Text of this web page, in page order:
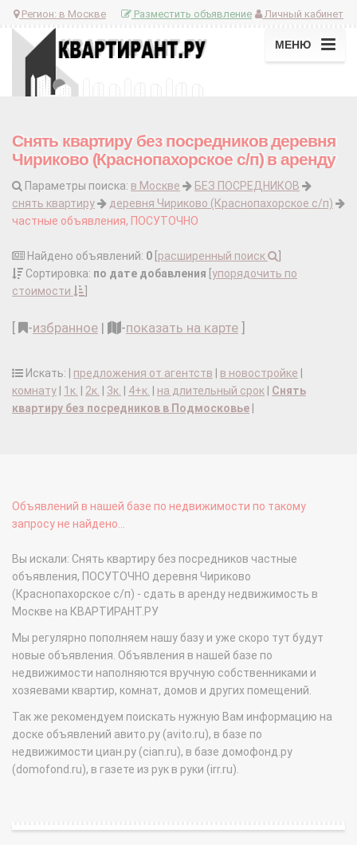
Регион: в Москве Личный кабинет
Разместить объявление
МЕНЮ
Снять квартиру без посредников деревня
Чириково (Краснопахорское с/п) в аренду
Параметры поиска: в Москве
БЕЗ ПОСРЕДНИКОВ
снять квартиру
деревня Чириково (Краснопахорское с/п)
частные объявления, ПОСУТОЧНО
Найдено объявлений: 0 расширенный поиск
Сортировка: по дате добавления упорядочить по
стоимости
-избранное | -показать на карте
Искать: | предложения от агентств в новостройке
комнату
1к. 2к. 3к. 4+к. на длительный срок
Снять
квартиру без посредников в Подмосковье
Объявлений в нашей базе по недвижимости по такому
запросу не найдено...
Вы искали: Снять квартиру без посредников частные
объявления, ПОСУТОЧНО деревня Чириково
(Краснопахорское с/п) - сдать в аренду недвижимость в
Москве на КВАРТИРАНТ.РУ
Мы регулярно пополняем нашу базу и уже скоро тут будут
новые объявления. Объявления в нашей базе по
недвижимости наполняются вручную собственниками и
хозяевами квартир, комнат, домов и других помещений.
Так же рекомендуем поискать нужную Вам информацию на
доске объявлений авито.ру (avito.ru), в базе по
недвижимости циан.ру (cian.ru), в базе домофонд.ру
(domofond.ru), в газете из рук в руки (irr.ru).